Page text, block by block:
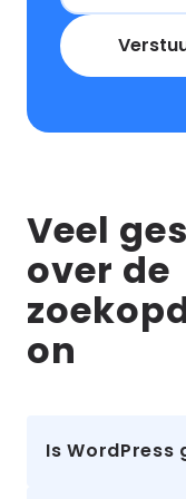
Veel
over de
on
Is WordPress